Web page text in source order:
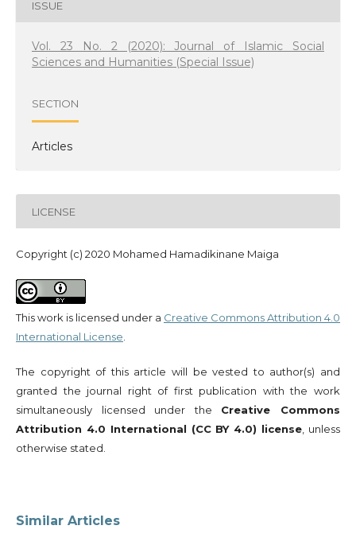
ISSUE
Vol. 23 No. 2 (2020): Journal of Islamic Social
Sciences and Humanities (Special Issue)
SECTION
Articles
LICENSE
Copyright (c) 2020 Mohamed Hamadikinane Maiga
This work is licensed under a Creative Commons Attribution 4.0
International License.
The copyright of this article will be vested to author(s) and
granted the journal right of first publication with the work
simultaneously licensed under the Creative Commons
Attribution 4.0 International (CC BY 4.0) license, unless
otherwise stated.
Similar Articles